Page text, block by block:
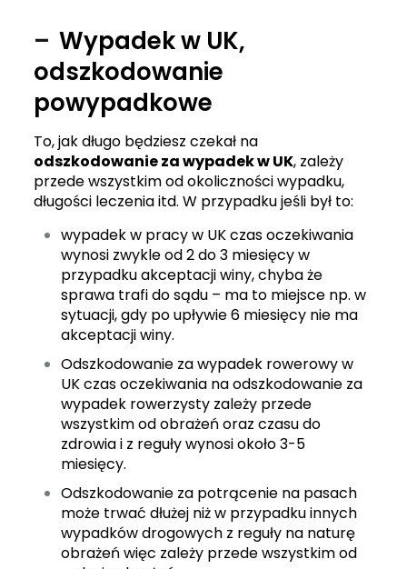
Wypadek w UK,
odszkodowanie
powypadkowe
To, jak długo będziesz czekał na
odszkodowanie za wypadek w UK, zależy
przede wszystkim od okoliczności wypadku,
długości leczenia itd. W przypadku jeśli był to:
wypadek w pracy w UKczas oczekiwania
wynosi zwykle od 2 do 3 miesięcy w
przypadku akceptacji winy, chyba że
sprawa trafi do sądu – ma to miejsce np. w
sytuacji, gdy po upływie 6 miesięcy nie ma
akceptacji winy.
Odszkodowanie za wypadek rowerowy w
UKczas oczekiwania na odszkodowanie za
wypadek rowerzysty zależy przede
wszystkim od obrażeń oraz czasu do
zdrowia i z reguły wynosi około 3-5
miesięcy.
Odszkodowanie za potrącenie na pasach
może trwać dłużej niż w przypadku innych
wypadków drogowych z reguły na naturę
obrażeń więc zależy przede wszystkim od